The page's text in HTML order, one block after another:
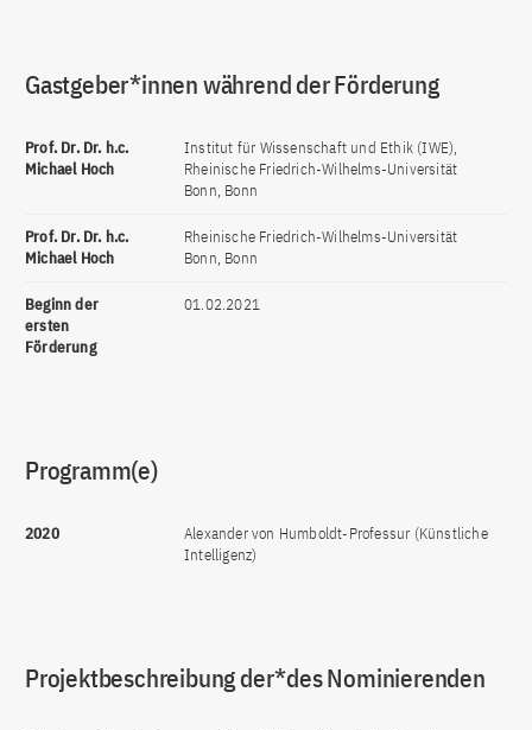
Gastgeber*innen während der Förderung
Prof. Dr. Dr. h.c.
Michael Hoch
Institut für Wissenschaft und Ethik (IWE),
Rheinische Friedrich-Wilhelms-Universität
Bonn, Bonn
Prof. Dr. Dr. h.c.
Michael Hoch
Rheinische Friedrich-Wilhelms-Universität
Bonn, Bonn
Beginn der
ersten
Förderung
01.02.2021
Programm(e)
2020
Alexander von Humboldt-Professur (Künstliche
Intelligenz)
Projektbeschreibung der*des Nominierenden